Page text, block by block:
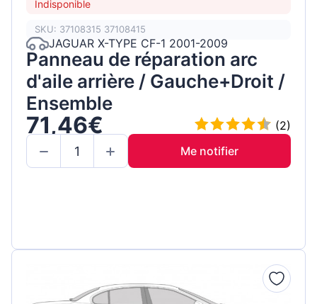
Indisponible
SKU: 37108315 37108415
JAGUAR X-TYPE CF-1 2001-2009
Panneau de réparation arc
d'aile arrière / Gauche+Droit /
Ensemble
71,46€
(2)
Me notifier